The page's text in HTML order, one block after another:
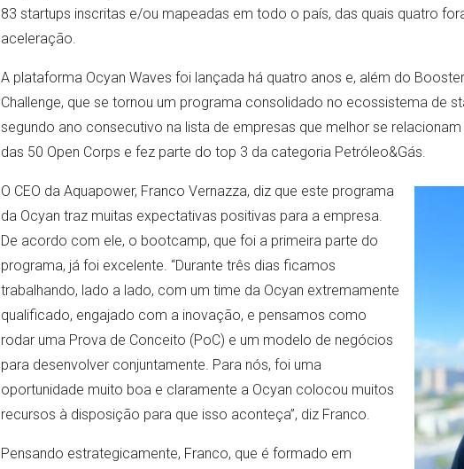
83 startups inscritas e/ou mapeadas em todo o país, das quais quatro
aceleração.
A plataforma Ocyan Waves foi lançada há quatro anos e, além do
Challenge, que se tornou um programa consolidado no ecossistema de
segundo ano consecutivo na lista de empresas que melhor se
das 50 Open Corps e fez parte do top 3 da categoria Petróleo&Gás.
O CEO da Aquapower, Franco Vernazza, diz que este programa
da Ocyan traz muitas expectativas positivas para a empresa.
De acordo com ele, o bootcamp, que foi a primeira parte do
programa, já foi excelente. “Durante três dias ficamos
trabalhando, lado a lado, com um time da Ocyan extremamente
qualificado, engajado com a inovação, e pensamos como
rodar uma Prova de Conceito (PoC) e um modelo de negócios
para desenvolver conjuntamente. Para nós, foi uma
oportunidade muito boa e claramente a Ocyan colocou muitos
recursos à disposição para que isso aconteça”, diz Franco.
Pensando estrategicamente, Franco, que é formado em